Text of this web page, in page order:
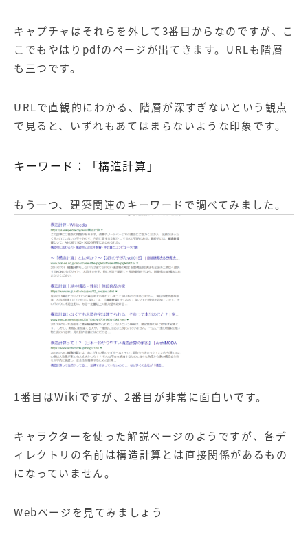
キャプチャはそれらを外して3番目からなのですが、こ
こでもやはりpdfのページが出てきます。URLも階層
も三つです。
URLで直観的にわかる、階層が深すぎないという観点
で見ると、いずれもあてはまらないような印象です。
キーワード：「構造計算」
もう一つ、建築関連のキーワードで調べてみました。
1番目はWikiですが、2番目が非常に面白いです。
キャラクターを使った解説ページのようですが、各デ
ィレクトリの名前は構造計算とは直接関係があるもの
になっていません。
Webページを見てみましょう